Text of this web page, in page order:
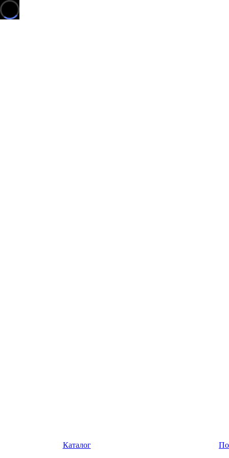
Каталог